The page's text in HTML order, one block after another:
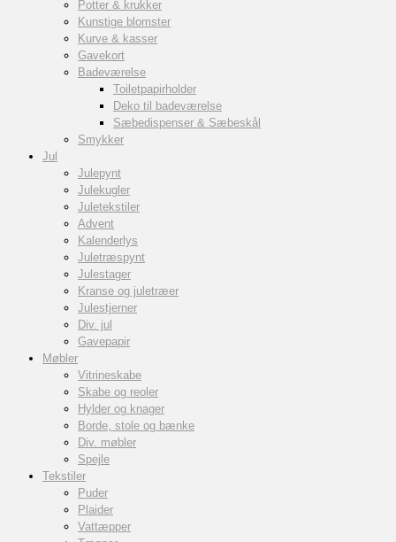
Potter & krukker
Kunstige blomster
Kurve & kasser
Gavekort
Badeværelse
Toiletpapirholder
Deko til badeværelse
Sæbedispenser & Sæbeskål
Smykker
Jul
Julepynt
Julekugler
Juletekstiler
Advent
Kalenderlys
Juletræspynt
Julestager
Kranse og juletræer
Julestjerner
Div. jul
Gavepapir
Møbler
Vitrineskabe
Skabe og reoler
Hylder og knager
Borde, stole og bænke
Div. møbler
Spejle
Tekstiler
Puder
Plaider
Vattæpper